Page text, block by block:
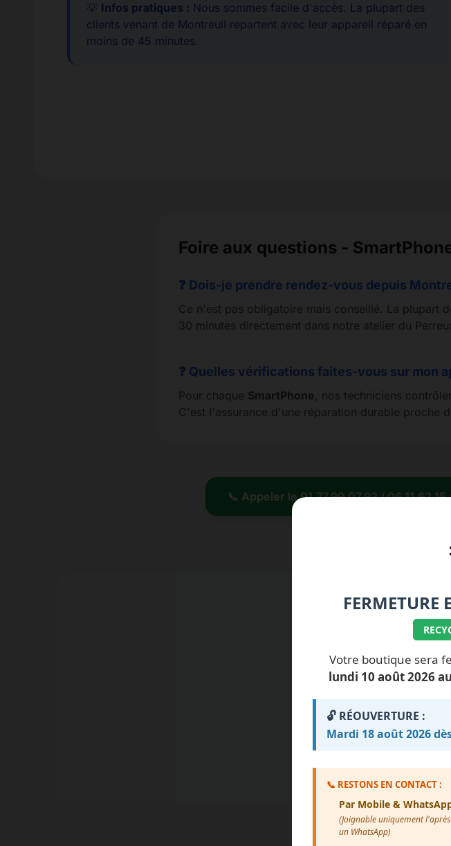
💡 Infos pratiques : Nous sommes facile d'accès. La plupart des
clients venant de Montreuil repartent avec leur appareil réparé en
moins de 45 minutes.
Foire aux questions -
❓ Dois-je prendre rendez-vous depuis
Ce n'est pas obligatoire mais conseillé. La plupart
30 minutes directement dans notre atelier du
❓ Quelles vérifications faites-vous sur mon
Pour chaque SmartPhone, nos techniciens
C'est l'assurance d'une réparation durable proche
📞 Appeler le 01.77.99.07.92 /
ILS NOUS
Impossible de
Voir
FERMETURE
Votre boutique sera
lundi 10 août 2026
🔓 RÉOUVERTURE :
Mardi 18 août 2026
📞 RESTONS EN CONTACT :
Par Mobile &
(Joignable uniquement
un WhatsApp)